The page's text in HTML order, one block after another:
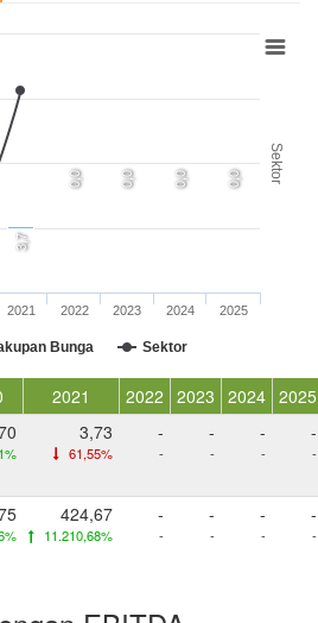
Sektor
3,7
0,0 0,0 0,0 0,0
Bunga Sektor
2021 2022 2023 2024 2025
2021 2022 2023 2024 2025
3,73
61,55%
-
-
-
-
-
-
-
-
424,67
11.210,68%
-
-
-
-
-
-
-
-